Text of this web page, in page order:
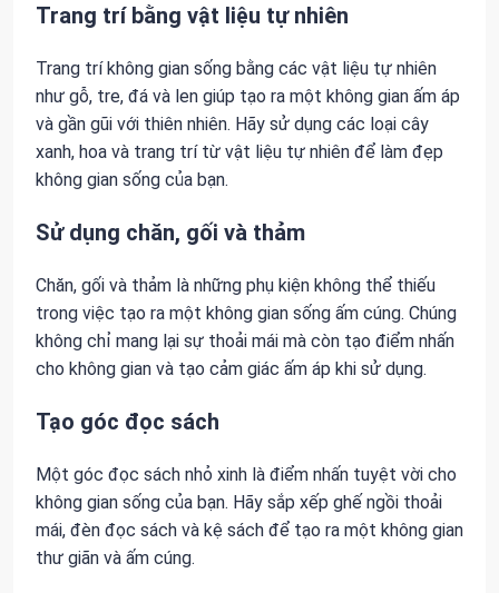
Trang trí bằng vật liệu tự nhiên
Trang trí không gian sống bằng các vật liệu tự nhiên
như gỗ, tre, đá và len giúp tạo ra một không gian ấm áp
và gần gũi với thiên nhiên. Hãy sử dụng các loại cây
xanh, hoa và trang trí từ vật liệu tự nhiên để làm đẹp
không gian sống của bạn.
Sử dụng chăn, gối và thảm
Chăn, gối và thảm là những phụ kiện không thể thiếu
trong việc tạo ra một không gian sống ấm cúng. Chúng
không chỉ mang lại sự thoải mái mà còn tạo điểm nhấn
cho không gian và tạo cảm giác ấm áp khi sử dụng.
Tạo góc đọc sách
Một góc đọc sách nhỏ xinh là điểm nhấn tuyệt vời cho
không gian sống của bạn. Hãy sắp xếp ghế ngồi thoải
mái, đèn đọc sách và kệ sách để tạo ra một không gian
thư giãn và ấm cúng.